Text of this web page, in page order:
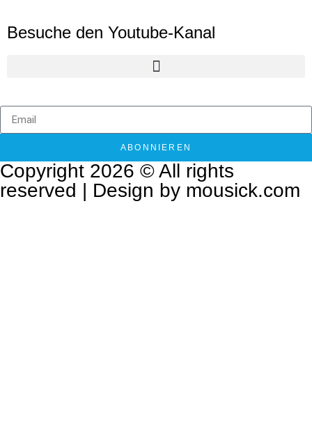
Besuche den Youtube-Kanal
ABONNIEREN
Copyright 2026 © All rights
reserved | Design by mousick.com